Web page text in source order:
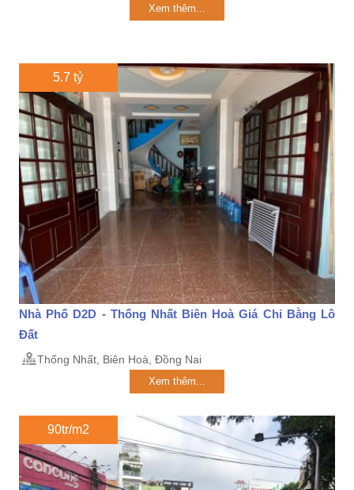
Xem thêm...
5.7 tỷ
Nhà Phố D2D - Thống Nhất Biên Hoà Giá Chỉ Bằng Lô
Đất
Thống Nhất, Biên Hoà, Đồng Nai
Xem thêm...
90tr/m2